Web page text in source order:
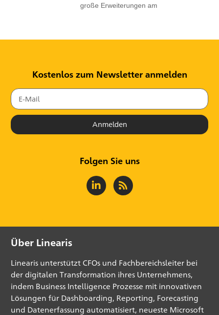
große Erweiterungen am
Kostenlos zum Newsletter anmelden
Anmelden
Folgen Sie uns
Über Linearis
Linearis unterstützt CFOs und Fachbereichsleiter bei
der digitalen Transformation ihres Unternehmens,
indem Business Intelligence Prozesse mit innovativen
Lösungen für Dashboarding, Reporting, Forecasting
und Datenerfassung automatisiert, neueste Microsoft